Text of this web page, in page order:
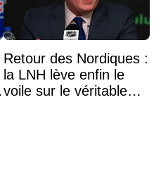
Retour des Nordiques :
la LNH lève enfin le
voile sur le véritable